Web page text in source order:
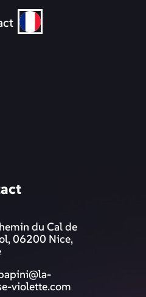
du Cal de
06200 Nice,
violette.com